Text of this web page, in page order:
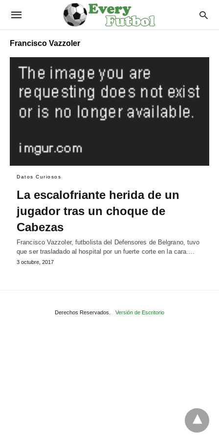
Francisco Vazzoler
Datos Curiosos
La escalofriante herida de un
jugador tras un choque de
Cabezas
Francisco Vazzoler, futbolista del Defensores de Belgrano, tuvo
que ser trasladado al hospital por un fuerte corte en la cara.…
3 octubre, 2017
Derechos Reservados. Versión de Escritorio